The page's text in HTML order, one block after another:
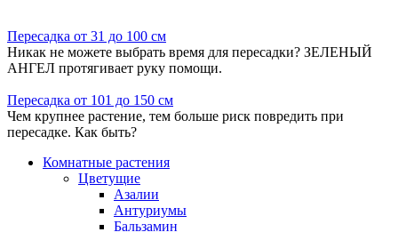
Пересадка от 31 до 100 см
Никак не можете выбрать время для пересадки? ЗЕЛЕНЫЙ
АНГЕЛ протягивает руку помощи.
Пересадка от 101 до 150 см
Чем крупнее растение, тем больше риск повредить при
пересадке. Как быть?
Комнатные растения
Цветущие
Азалии
Антуриумы
Бальзамин